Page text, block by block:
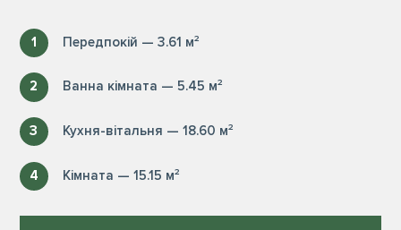
1 Передпокій — 3.61 м²
2 Ванна кімната — 5.45 м²
3 Кухня-вітальня — 18.60 м²
4 Кімната — 15.15 м²